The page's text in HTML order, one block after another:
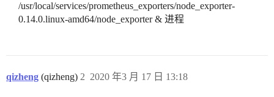
/usr/local/services/prometheus_exporters/node_exporter-
0.14.0.linux-amd64/node_exporter & 进程
qizheng (qizheng) 2020 年3 月 17 日 13:18
2